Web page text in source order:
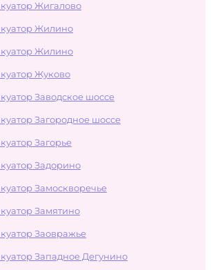
Жигалово
Жилино
Жилино
Жуково
Заводское шоссе
Загородное шоссе
Загорье
Задорино
Замоскворечье
Замятино
Заовражье
Западное Дегунино